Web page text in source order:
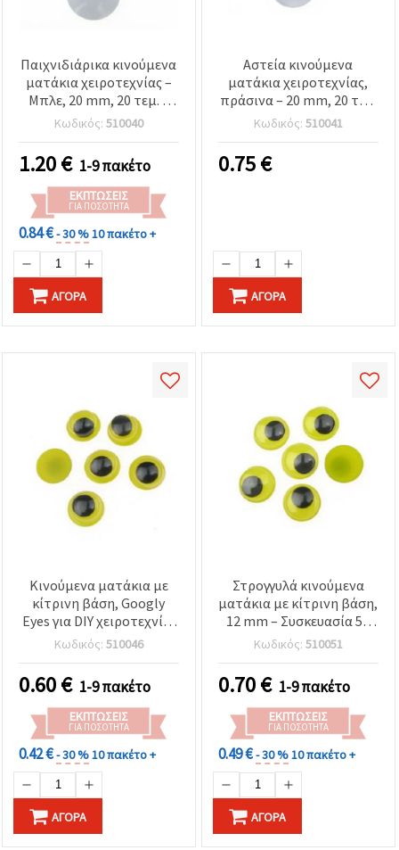
Παιχνιδιάρικα κινούμενα
ματάκια χειροτεχνίας –
Μπλε, 20 mm, 20 τεμ. –
Ιδανικά για παιδικές
χειροτεχνίες, DIY
διακοσμήσεις &
δημιουργικές
χειροποίητες κατασκευές
Κωδικός: 510040
1.20€ 1-9 πακέτο
ΕΚΠΤΏΣΕΙΣ
ΓΙΑ ΠΟΣΌΤΗΤΑ
0.84 €- 30 %10 πακέτο +
ΑΓΟΡΆ
Αστεία κινούμενα
ματάκια χειροτεχνίας,
πράσινα – 20 mm, 20 τεμ.
– Ιδανικά για παιδικές
κατασκευές, DIY
διακόσμηση &
δημιουργικές
Κωδικός: 510041
0.75€
ΑΓΟΡΆ
Κινούμενα ματάκια με
κίτρινη βάση, Googly
Eyes για DIY χειροτεχνίες
και διακόσμηση, 8 mm –
50 τεμ.
Κωδικός: 510046
0.60€ 1-9 πακέτο
ΕΚΠΤΏΣΕΙΣ
ΓΙΑ ΠΟΣΌΤΗΤΑ
0.42 €- 30 %10 πακέτο +
ΑΓΟΡΆ
Στρογγυλά κινούμενα
ματάκια με κίτρινη βάση,
12 mm – Συσκευασία 50
τεμ.
Κωδικός: 510051
0.70€ 1-9 πακέτο
ΕΚΠΤΏΣΕΙΣ
ΓΙΑ ΠΟΣΌΤΗΤΑ
0.49 €- 30 %10 πακέτο +
ΑΓΟΡΆ